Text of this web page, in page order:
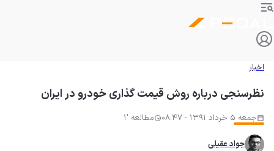
اخبار
نظرسنجی درباره روش قیمت گذاری خودرو در ایران
جمعه 5 خرداد 1391 - 08:47 مطالعه '1
جواد عقیلی